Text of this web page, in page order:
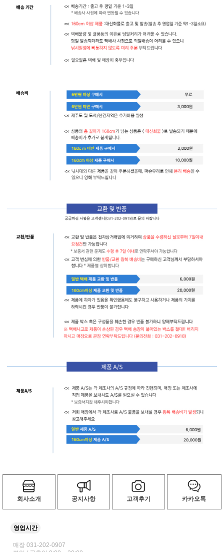
회사소개 공지사항 고객후기 카카오톡
영업시간
매장 031-202-0907